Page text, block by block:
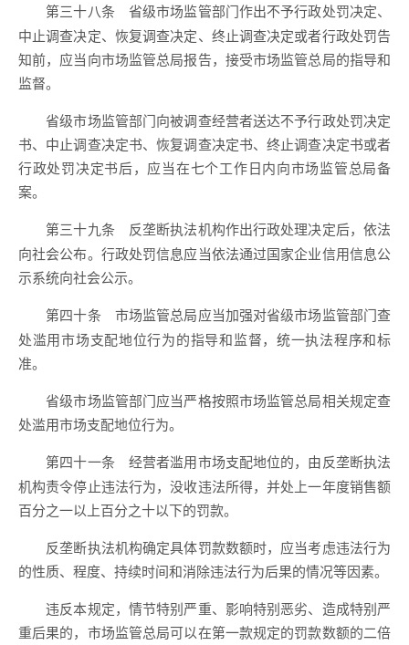
第三十八条 省级市场监管部门作出不予行政处罚决定、
中止调查决定、恢复调查决定、终止调查决定或者行政处罚告
知前，应当向市场监管总局报告，接受市场监管总局的指导和
监督。
省级市场监管部门向被调查经营者送达不予行政处罚决定
书、中止调查决定书、恢复调查决定书、终止调查决定书或者
行政处罚决定书后，应当在七个工作日内向市场监管总局备
案。
第三十九条
反垄断执法机构作出行政处理决定后，依法
向社会公布。行政处罚信息应当依法通过国家企业信用信息公
示系统向社会公示。
第四十条 市场监管总局应当加强对省级市场监管部门查
处滥用市场支配地位行为的指导和监督，统一执法程序和标
准。
省级市场监管部门应当严格按照市场监管总局相关规定查
处滥用市场支配地位行为。
第四十一条 经营者滥用市场支配地位的，由反垄断执法
机构责令停止违法行为，没收违法所得，并处上一年度销售额
百分之一以上百分之十以下的罚款。
反垄断执法机构确定具体罚款数额时，应当考虑违法行为
的性质、程度、持续时间和消除违法行为后果的情况等因素。
违反本规定，情节特别严重、影响特别恶劣、造成特别严
重后果的，市场监管总局可以在第一款规定的罚款数额的二倍